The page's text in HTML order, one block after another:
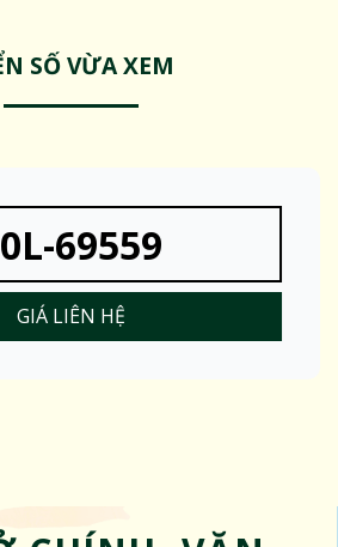
SỐ VỪA XEM
69559
GIÁ LIÊN HỆ